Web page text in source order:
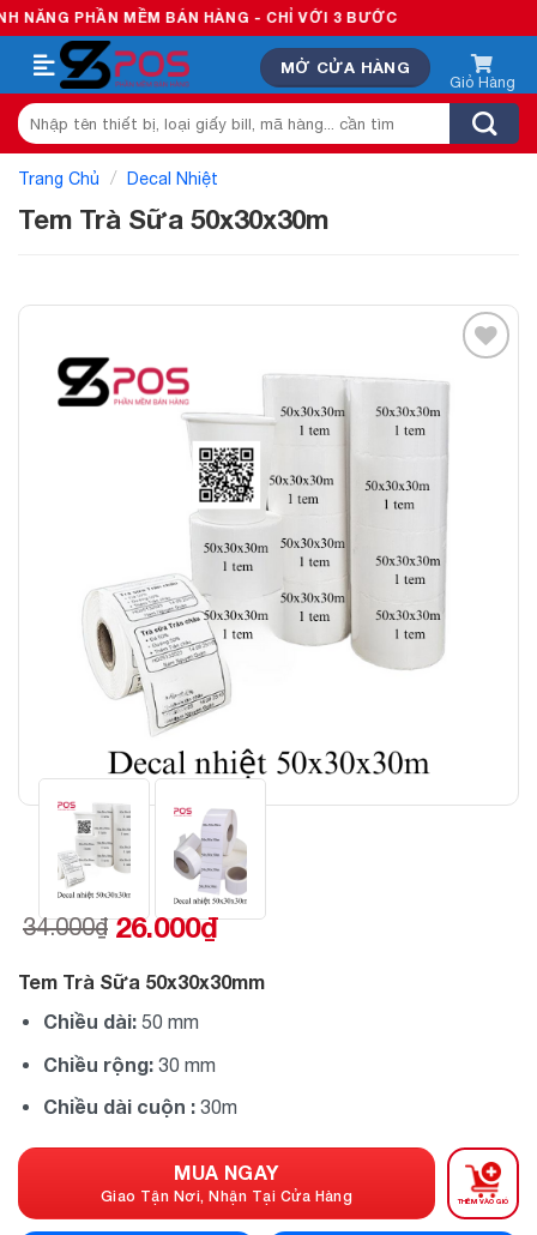
Skip
to
content
MỀM BÁN HÀNG - CHỈ VỚI 3 BƯỚC
MỞ CỬA HÀNG
Tìm
kiếm:
Trang Chủ / Decal Nhiệt
Tem Trà Sữa 50x30x30m
34.000₫
Giá
34.000₫.
26.000₫
Giá
là:
26.000₫.
Tem Trà Sữa 50x30x30mm
Chiều dài:50 mm
Chiều rộng:30 mm
Chiều dài cuộn :30m
MUA NGAY
Giao Tận Nơi, Nhận Tại Cửa Hàng THÊM VÀO GIỎ